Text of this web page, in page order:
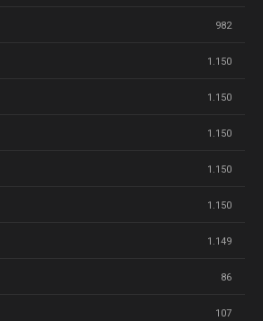
982
1.150
1.150
1.150
1.150
1.150
1.149
86
107